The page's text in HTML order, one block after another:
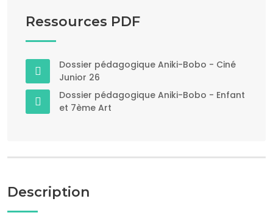
Ressources PDF
Dossier pédagogique Aniki-Bobo - Ciné
Junior 26
Dossier pédagogique Aniki-Bobo - Enfant
et 7ème Art
Description